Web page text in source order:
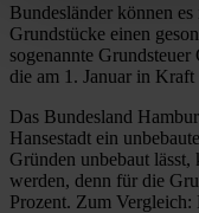
Bundesländer können
Grundstücke einen
sogenannte
die am 1. ­Januar in Kraft
Das Bundesland
Hansestadt ein
Gründen unbebaut
werden, denn für die
Prozent. Zum